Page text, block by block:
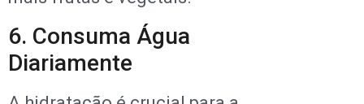
6. Consuma Água
Diariamente